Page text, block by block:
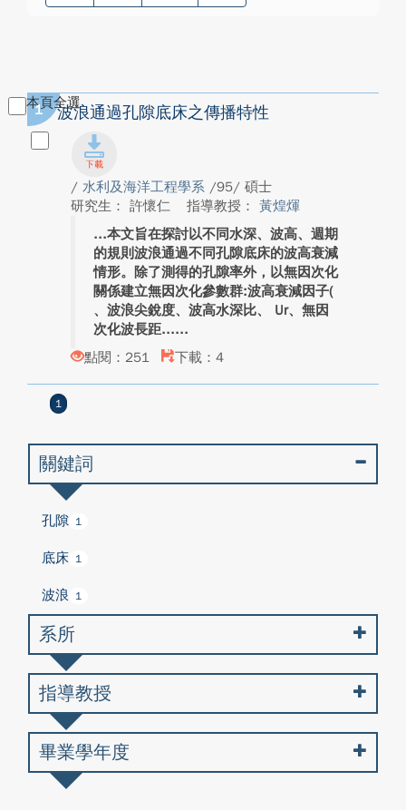
本頁全選
1 波浪通過孔隙底床之傳播特性
/ 水利及海洋工程學系 /95/ 碩士
研究生： 許懷仁
指導教授： 黃煌煇
本文旨在探討以不同水深、波高、週期
的規則波浪通過不同孔隙底床的波高衰減
情形。除了測得的孔隙率外，以無因次化
關係建立無因次化參數群:波高衰減因子(
、波浪尖銳度、波高水深比、 Ur、無因
次化波長距...
點閱：251
下載：4
1
關鍵詞
孔隙 1
底床 1
波浪 1
系所
指導教授
畢業學年度